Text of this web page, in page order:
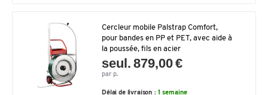
Cercleur mobile Palstrap Comfort,
pour bandes en PP et PET, avec aide à
la poussée, fils en acier
seul. 879,00 €
par p.
Délai de livraison : 1 semaine